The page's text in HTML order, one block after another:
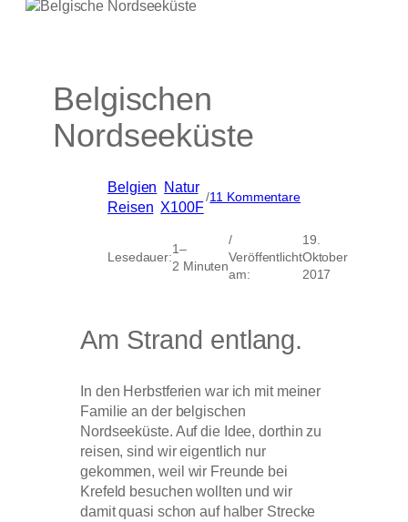
Belgischen
Nordseeküste
Belgien Natur
Reisen X100F
/11 Kommentarezu
Lesedauer:
1–
2 Minuten
/
Veröffentlicht
am:
19.
Oktober
2017
Am Strand entlang.
In den Herbstferien war ich mit meiner
Familie an der belgischen
Nordseeküste. Auf die Idee, dorthin zu
reisen, sind wir eigentlich nur
gekommen, weil wir Freunde bei
Krefeld besuchen wollten und wir
damit quasi schon auf halber Strecke